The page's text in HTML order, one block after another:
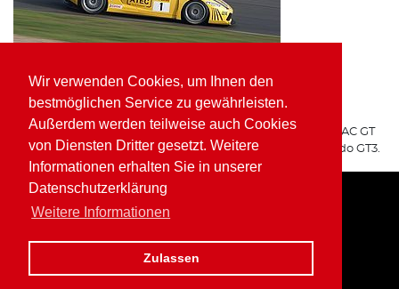
Wir verwenden Cookies, um Ihnen den
bestmöglichen Service zu gewährleisten.
Außerdem werden teilweise auch Cookies
von Diensten Dritter gesetzt. Weitere
Informationen erhalten Sie in unserer
Datenschutzerklärung
Weitere Informationen
Zulassen
ATEC Fluid Systems Lamborghini Gallardo GT3
ARGO Racing
Für ARGO Racing startete Wolfgang Kaufmann in der ADAC GT
Masters auf dem ATEC Fluid Systems Lamborghini Gallardo GT3.
Home Impressum